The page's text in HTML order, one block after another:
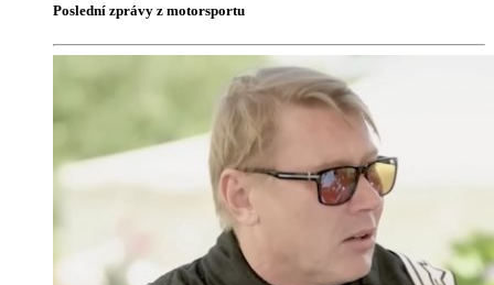
Poslední zprávy z motorsportu